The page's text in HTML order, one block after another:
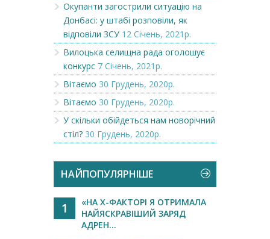
Окупанти загострили ситуацію на
Донбасі: у штабі розповіли, як
відповіли ЗСУ 12 Січень, 2021р.
Вилоцька селищна рада оголошує
конкурс 7 Січень, 2021р.
Вітаємо 30 Грудень, 2020р.
Вітаємо 30 Грудень, 2020р.
У скільки обійдеться нам новорічний
стіл? 30 Грудень, 2020р.
НАЙПОПУЛЯРНІШЕ
1
«НА Х-ФАКТОРІ Я ОТРИМАЛА
НАЙЯСКРАВІШИЙ ЗАРЯД
АДРЕН...